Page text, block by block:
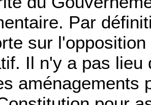
Par
sur
Il n'y a pas
aménagements